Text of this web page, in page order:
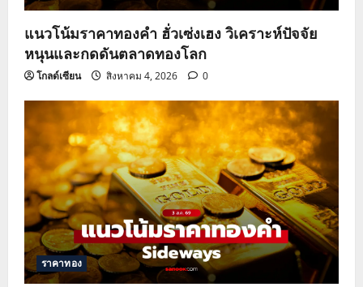
แนวโน้มราคาทองคำ ฮั่วเซ่งเฮง วิเคราะห์ปัจจัย
หนุนและกดดันตลาดทองโลก
โกลด์เซียน สิงหาคม 4, 2026 0
ราคาทอง